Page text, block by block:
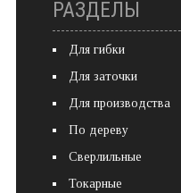
РАЗДЕЛЫ
Для гибки
Для заточки
Для производства
По дереву
Сверлильные
Токарные